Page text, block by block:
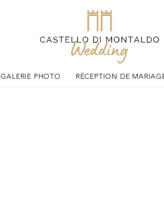
GALERIE PHOTO RÉCEPTION DE